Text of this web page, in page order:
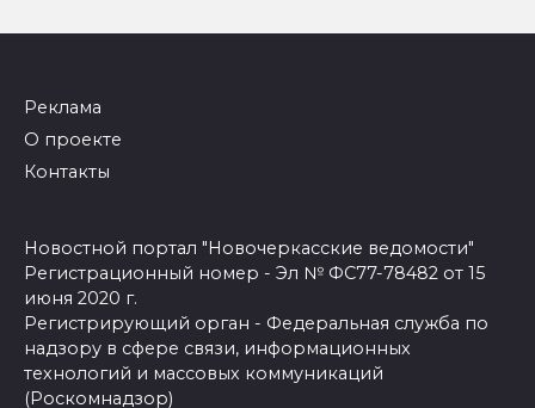
Реклама
О проекте
Контакты
Новостной портал "Новочеркасские ведомости"
Регистрационный номер - Эл № ФС77-78482 от 15
июня 2020 г.
Регистрирующий орган - Федеральная служба по
надзору в сфере связи, информационных
технологий и массовых коммуникаций
(Роскомнадзор)